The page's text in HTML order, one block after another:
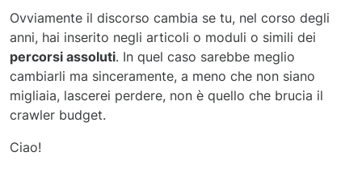
Ovviamente il discorso cambia se tu, nel corso degli
anni, hai inserito negli articoli o moduli o simili dei
percorsi assoluti. In quel caso sarebbe meglio
cambiarli ma sinceramente, a meno che non siano
migliaia, lascerei perdere, non è quello che brucia il
crawler budget.
Ciao!